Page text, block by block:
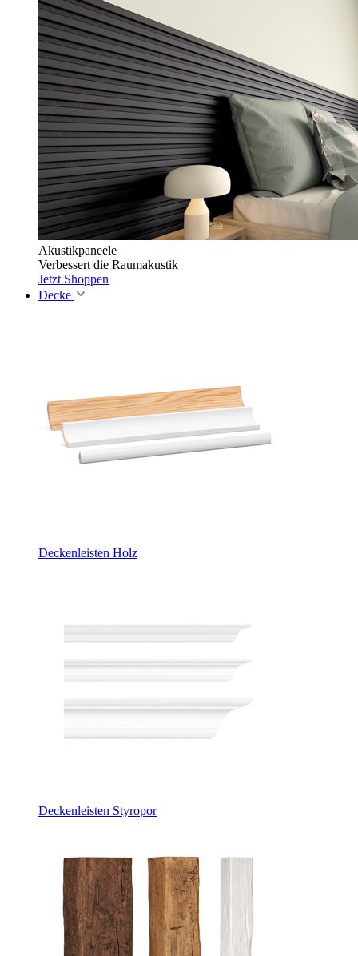
Akustikpaneele
Verbessert die Raumakustik
Jetzt Shoppen
Decke
Deckenleisten Holz
Deckenleisten Styropor